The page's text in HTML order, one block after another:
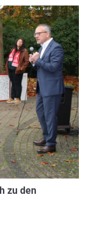
zu den